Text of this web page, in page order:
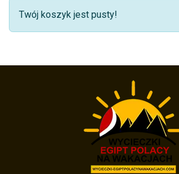
Twój koszyk jest pusty!